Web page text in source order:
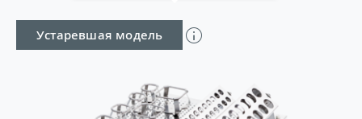
Устаревшая модель